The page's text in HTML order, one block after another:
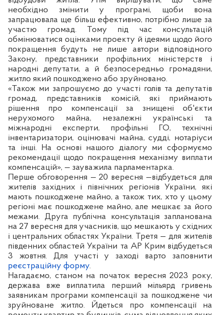
необхідно змінити у програмі, щоби вона
запрацювала ще більш ефективно, потрібно лише за
участю громад. Тому під час консультацій
обмінюватися оцінками проекту й ідеями щодо його
покращення будуть не лише автори відповідного
Закону, представники профільних міністерств і
народні депутати, а й безпосередньо громадяни,
житло який пошкоджено або зруйновано.
«Також ми запрошуємо до участі голів та депутатів
громад, представників комісій, які приймають
рішення про компенсації за знищені об'єкти
нерухомого майна, незалежні українські та
міжнародні експерти, профільні ГО, технічні
інвентаризатори, оцінювачі майна, судді, нотаріуси
та інші. На основі нашого діалогу ми сформуємо
рекомендації щодо покращення механізму виплати
компенсацій», — зауважила парламентарка.
Перше обговорення — 20 вересня —відбудеться для
жителів західних і північних регіонів України, які
мають пошкоджене майно, а також тих, хто у цьому
регіоні має пошкоджене майно, але мешкає за його
межами. Друга публічна консультація запланована
на 27 вересня для учасників, що мешкають у східних
і центральних областях України. Третя — для жителів
південних областей України та АР Крим відбудеться
3 жовтня. Для участі у заході варто заповнити
реєстраційну форму.
Нагадаємо, станом на початок вересня 2023 року,
держава вже виплатила перший мільярд гривень
заявникам програми компенсації за пошкоджене чи
зруйноване житло. Йдеться про компенсації на